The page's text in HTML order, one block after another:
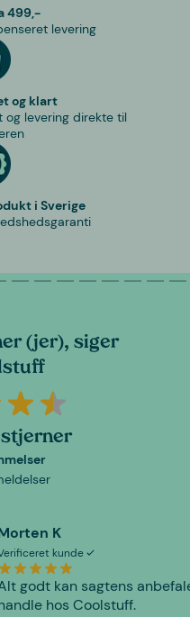
499,-
levering
og klart
og levering direkte til
i Sverige
(jer), siger
stjerner
K
kunde
godt kan sagtens
hos Coolstuff.